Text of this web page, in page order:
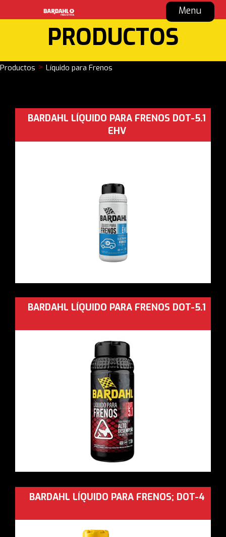
Menu
PRODUCTOS
Productos > Líquido para Frenos
BARDAHL LÍQUIDO PARA FRENOS DOT-5.1
EHV
BARDAHL LÍQUIDO PARA FRENOS DOT-5.1
BARDAHL LÍQUIDO PARA FRENOS; DOT-4